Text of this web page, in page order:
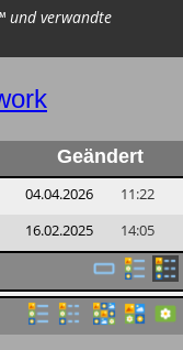
und verwandte
Geändert
04.04.2026 11:22
16.02.2025 14:05